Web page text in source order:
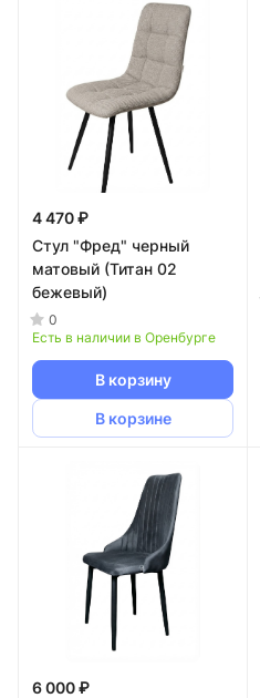
4 470 ₽
Стул "Фред" черный
матовый (Титан 02
бежевый)
0
Есть в наличии в Оренбурге
В корзину
В корзине
6 000 ₽